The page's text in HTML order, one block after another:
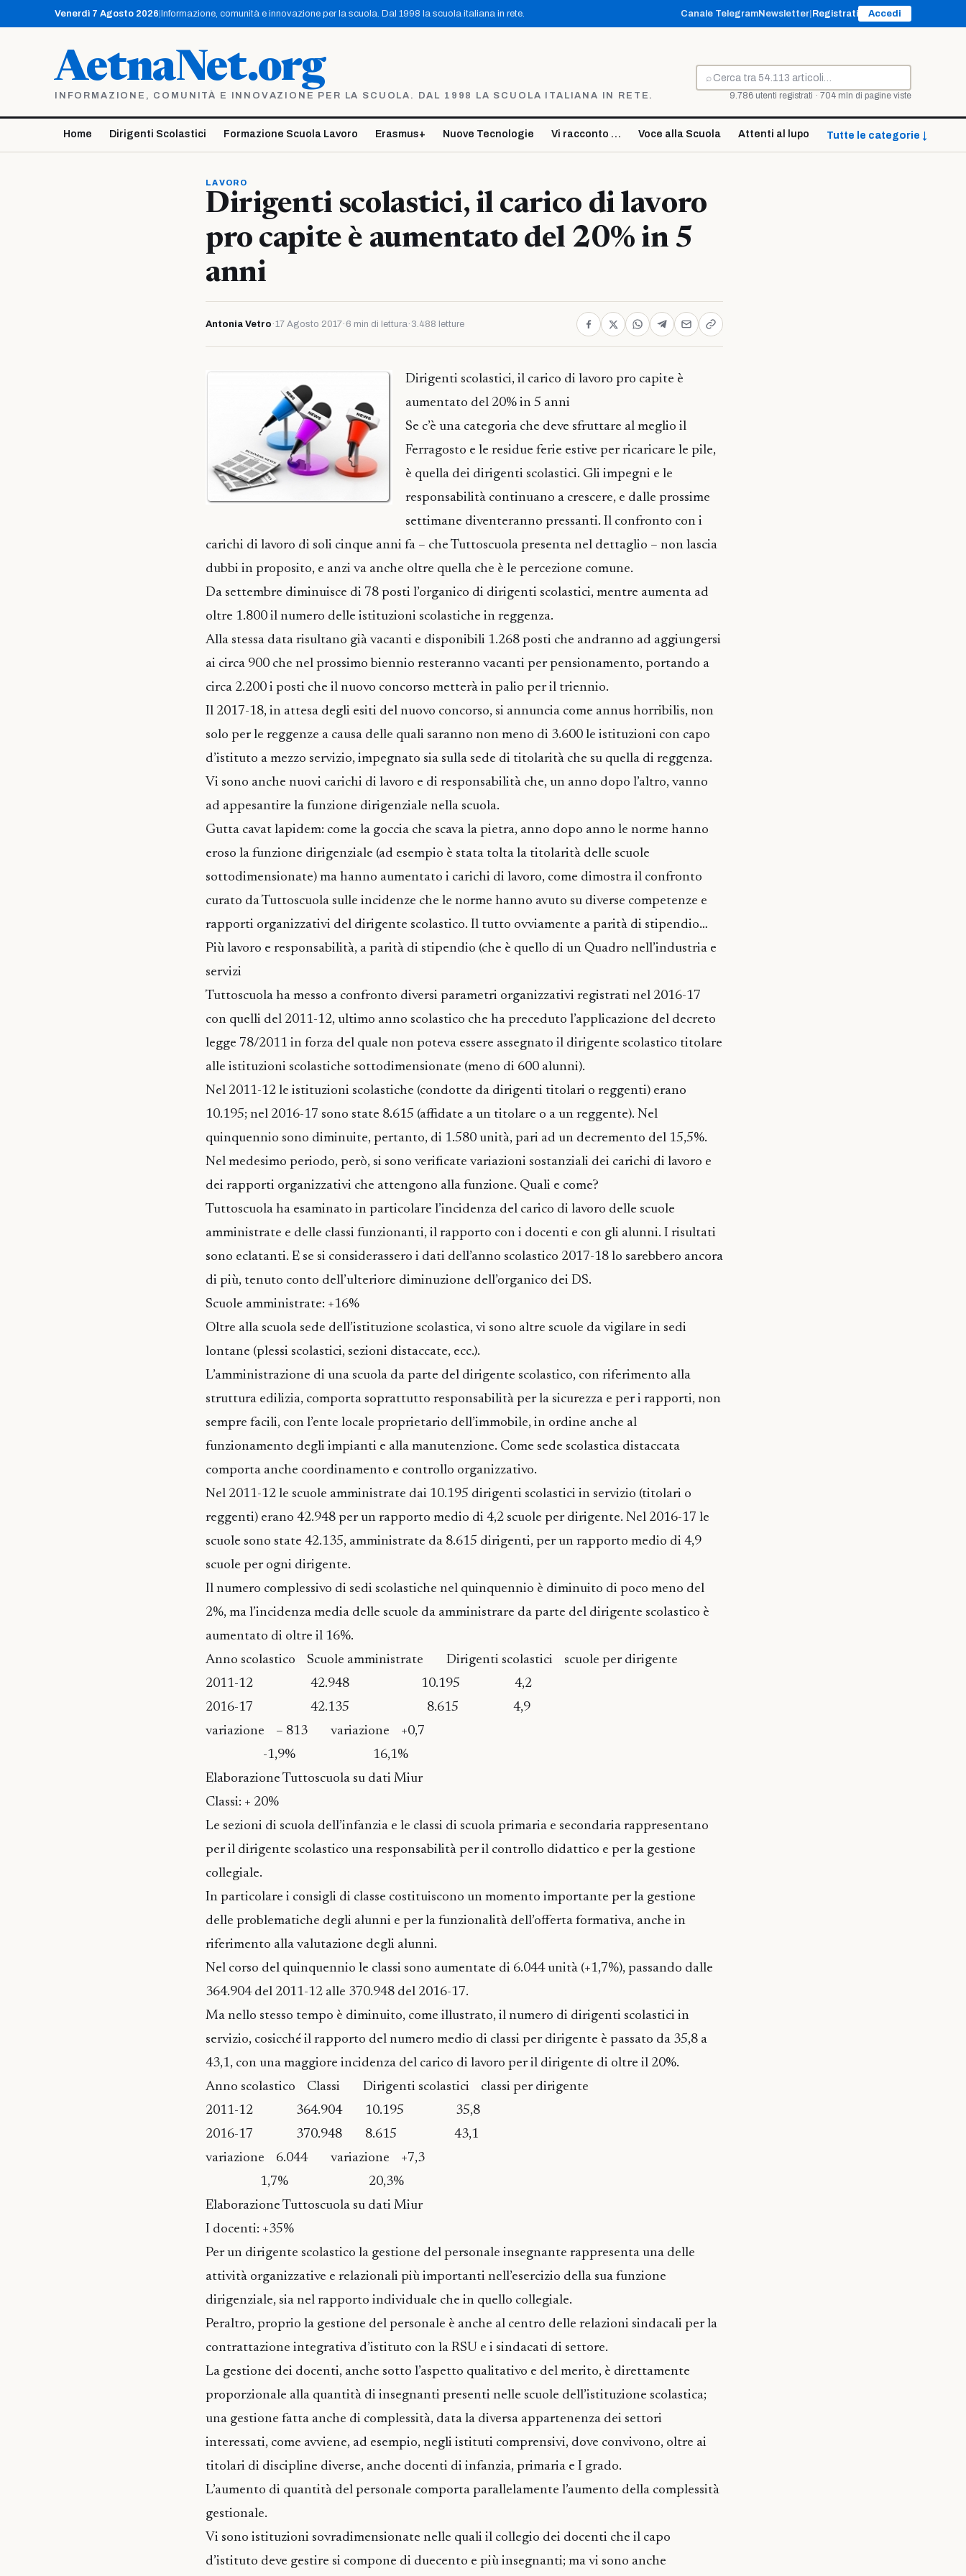
contenuto
Venerdì 7 Agosto 2026 Informazione, comunità e innovazione per la scuola. Dal 1998 la scuola italiana in rete. Canale TelegramNewsletter Registrati Accedi
AetnaNet.org
INFORMAZIONE, COMUNITÀ E INNOVAZIONE PER LA SCUOLA. DAL 1998 LA SCUOLA ITALIANA IN RETE.
⌕
Cerca
9.786 utenti registrati · 704 mln di pagine viste
Home Dirigenti Scolastici Formazione Scuola Lavoro Erasmus+ Nuove Tecnologie Vi racconto … Voce alla Scuola Attenti al lupo Tutte le categorie ↓
LAVORO
Dirigenti scolastici, il carico di lavoro
pro capite è aumentato del 20% in 5
anni
Antonia Vetro ·17 Agosto 2017· 6 min di lettura· 3.488 letture
Dirigenti scolastici, il carico di lavoro pro capite è
aumentato del 20% in 5 anni
Se c’è una categoria che deve sfruttare al meglio il
Ferragosto e le residue ferie estive per ricaricare le pile,
è quella dei dirigenti scolastici. Gli impegni e le
responsabilità continuano a crescere, e dalle prossime
settimane diventeranno pressanti. Il confronto con i
carichi di lavoro di soli cinque anni fa – che Tuttoscuola presenta nel dettaglio – non lascia
dubbi in proposito, e anzi va anche oltre quella che è le percezione comune.
Da settembre diminuisce di 78 posti l’organico di dirigenti scolastici, mentre aumenta ad
oltre 1.800 il numero delle istituzioni scolastiche in reggenza.
Alla stessa data risultano già vacanti e disponibili 1.268 posti che andranno ad aggiungersi
ai circa 900 che nel prossimo biennio resteranno vacanti per pensionamento, portando a
circa 2.200 i posti che il nuovo concorso metterà in palio per il triennio.
Il 2017-18, in attesa degli esiti del nuovo concorso, si annuncia come annus horribilis, non
solo per le reggenze a causa delle quali saranno non meno di 3.600 le istituzioni con capo
d’istituto a mezzo servizio, impegnato sia sulla sede di titolarità che su quella di reggenza.
Vi sono anche nuovi carichi di lavoro e di responsabilità che, un anno dopo l’altro, vanno
ad appesantire la funzione dirigenziale nella scuola.
Gutta cavat lapidem: come la goccia che scava la pietra, anno dopo anno le norme hanno
eroso la funzione dirigenziale (ad esempio è stata tolta la titolarità delle scuole
sottodimensionate) ma hanno aumentato i carichi di lavoro, come dimostra il confronto
curato da Tuttoscuola sulle incidenze che le norme hanno avuto su diverse competenze e
rapporti organizzativi del dirigente scolastico. Il tutto ovviamente a parità di stipendio…
Più lavoro e responsabilità, a parità di stipendio (che è quello di un Quadro nell’industria e
servizi
Tuttoscuola ha messo a confronto diversi parametri organizzativi registrati nel 2016-17
con quelli del 2011-12, ultimo anno scolastico che ha preceduto l’applicazione del decreto
legge 78/2011 in forza del quale non poteva essere assegnato il dirigente scolastico titolare
alle istituzioni scolastiche sottodimensionate (meno di 600 alunni).
Nel 2011-12 le istituzioni scolastiche (condotte da dirigenti titolari o reggenti) erano
10.195; nel 2016-17 sono state 8.615 (affidate a un titolare o a un reggente). Nel
quinquennio sono diminuite, pertanto, di 1.580 unità, pari ad un decremento del 15,5%.
Nel medesimo periodo, però, si sono verificate variazioni sostanziali dei carichi di lavoro e
dei rapporti organizzativi che attengono alla funzione. Quali e come?
Tuttoscuola ha esaminato in particolare l’incidenza del carico di lavoro delle scuole
amministrate e delle classi funzionanti, il rapporto con i docenti e con gli alunni. I risultati
sono eclatanti. E se si considerassero i dati dell’anno scolastico 2017-18 lo sarebbero ancora
di più, tenuto conto dell’ulteriore diminuzione dell’organico dei DS.
Scuole amministrate: +16%
Oltre alla scuola sede dell’istituzione scolastica, vi sono altre scuole da vigilare in sedi
lontane (plessi scolastici, sezioni distaccate, ecc.).
L’amministrazione di una scuola da parte del dirigente scolastico, con riferimento alla
struttura edilizia, comporta soprattutto responsabilità per la sicurezza e per i rapporti, non
sempre facili, con l’ente locale proprietario dell’immobile, in ordine anche al
funzionamento degli impianti e alla manutenzione. Come sede scolastica distaccata
comporta anche coordinamento e controllo organizzativo.
Nel 2011-12 le scuole amministrate dai 10.195 dirigenti scolastici in servizio (titolari o
reggenti) erano 42.948 per un rapporto medio di 4,2 scuole per dirigente. Nel 2016-17 le
scuole sono state 42.135, amministrate da 8.615 dirigenti, per un rapporto medio di 4,9
scuole per ogni dirigente.
Il numero complessivo di sedi scolastiche nel quinquennio è diminuito di poco meno del
2%, ma l’incidenza media delle scuole da amministrare da parte del dirigente scolastico è
aumentato di oltre il 16%.
Anno scolastico Scuole amministrate Dirigenti scolastici scuole per dirigente
2011-12 42.948 10.195 4,2
2016-17 42.135 8.615 4,9
variazione – 813 variazione +0,7
-1,9% 16,1%
Elaborazione Tuttoscuola su dati Miur
Classi: + 20%
Le sezioni di scuola dell’infanzia e le classi di scuola primaria e secondaria rappresentano
per il dirigente scolastico una responsabilità per il controllo didattico e per la gestione
collegiale.
In particolare i consigli di classe costituiscono un momento importante per la gestione
delle problematiche degli alunni e per la funzionalità dell’offerta formativa, anche in
riferimento alla valutazione degli alunni.
Nel corso del quinquennio le classi sono aumentate di 6.044 unità (+1,7%), passando dalle
364.904 del 2011-12 alle 370.948 del 2016-17.
Ma nello stesso tempo è diminuito, come illustrato, il numero di dirigenti scolastici in
servizio, cosicché il rapporto del numero medio di classi per dirigente è passato da 35,8 a
43,1, con una maggiore incidenza del carico di lavoro per il dirigente di oltre il 20%.
Anno scolastico Classi Dirigenti scolastici classi per dirigente
2011-12 364.904 10.195 35,8
2016-17 370.948 8.615 43,1
variazione 6.044 variazione +7,3
1,7% 20,3%
Elaborazione Tuttoscuola su dati Miur
I docenti: +35%
Per un dirigente scolastico la gestione del personale insegnante rappresenta una delle
attività organizzative e relazionali più importanti nell’esercizio della sua funzione
dirigenziale, sia nel rapporto individuale che in quello collegiale.
Peraltro, proprio la gestione del personale è anche al centro delle relazioni sindacali per la
contrattazione integrativa d’istituto con la RSU e i sindacati di settore.
La gestione dei docenti, anche sotto l’aspetto qualitativo e del merito, è direttamente
proporzionale alla quantità di insegnanti presenti nelle scuole dell’istituzione scolastica;
una gestione fatta anche di complessità, data la diversa appartenenza dei settori
interessati, come avviene, ad esempio, negli istituti comprensivi, dove convivono, oltre ai
titolari di discipline diverse, anche docenti di infanzia, primaria e I grado.
L’aumento di quantità del personale comporta parallelamente l’aumento della complessità
gestionale.
Vi sono istituzioni sovradimensionate nelle quali il collegio dei docenti che il capo
d’istituto deve gestire si compone di duecento e più insegnanti; ma vi sono anche